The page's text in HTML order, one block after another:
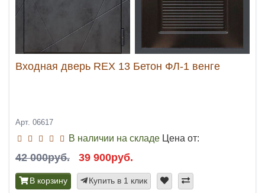
Входная дверь REX 13 Бетон ФЛ-1 венге
Арт. 06617
В наличии на складе Цена от:
42 000руб. 39 900руб.
В корзину Купить в 1 клик